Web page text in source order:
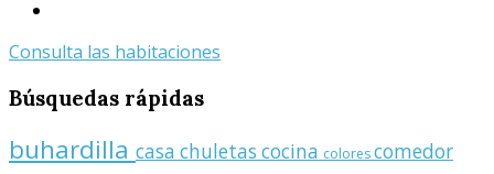
Consulta las habitaciones
Búsquedas rápidas
buhardilla casa chuletas cocina colorescomedor